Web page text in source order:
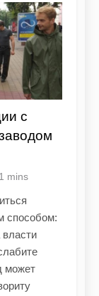
с
1 mins
способом:
власти
может